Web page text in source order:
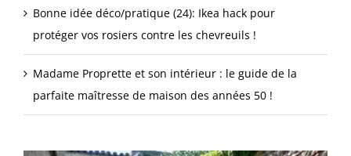
Bonne idée déco/pratique (24): Ikea hack pour
protéger vos rosiers contre les chevreuils !
Madame Proprette et son intérieur : le guide de la
parfaite maîtresse de maison des années 50 !